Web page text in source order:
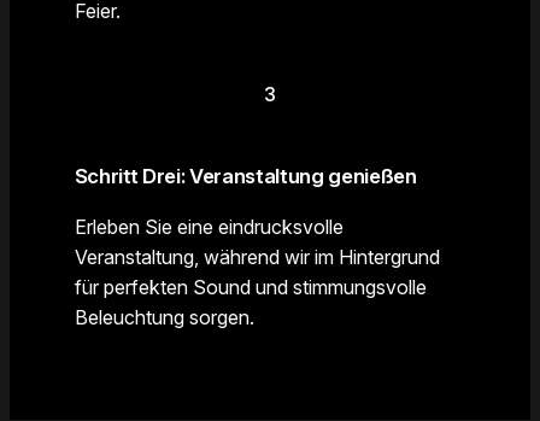
Feier.
3
Schritt Drei: Veranstaltung genießen
Erleben Sie eine eindrucksvolle
Veranstaltung, während wir im Hintergrund
für perfekten Sound und stimmungsvolle
Beleuchtung sorgen.